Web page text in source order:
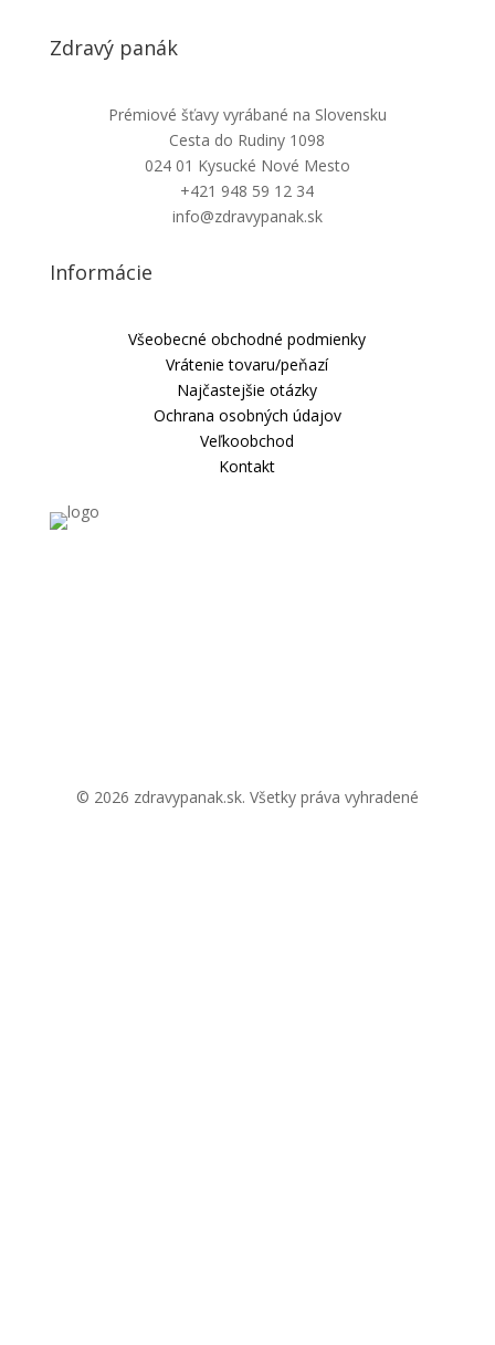
Zdravý panák
Prémiové šťavy vyrábané na Slovensku
Cesta do Rudiny 1098
024 01 Kysucké Nové Mesto
+421 948 59 12 34
info@zdravypanak.sk
Informácie
Všeobecné obchodné podmienky
Vrátenie tovaru/peňazí
Najčastejšie otázky
Ochrana osobných údajov
Veľkoobchod
Kontakt
© 2026 zdravypanak.sk. Všetky práva vyhradené